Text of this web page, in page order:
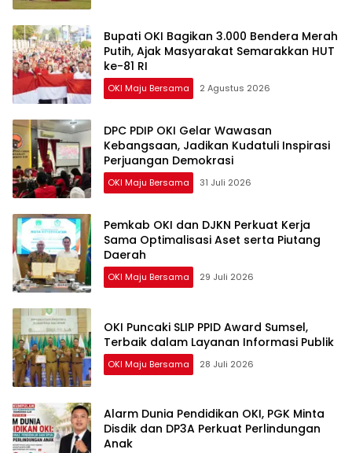
Bupati OKI Bagikan 3.000 Bendera Merah
Putih, Ajak Masyarakat Semarakkan HUT
ke-81 RI
OKI Maju Bersama 2 Agustus 2026
DPC PDIP OKI Gelar Wawasan
Kebangsaan, Jadikan Kudatuli Inspirasi
Perjuangan Demokrasi
OKI Maju Bersama 31 Juli 2026
Pemkab OKI dan DJKN Perkuat Kerja
Sama Optimalisasi Aset serta Piutang
Daerah
OKI Maju Bersama 29 Juli 2026
OKI Puncaki SLIP PPID Award Sumsel,
Terbaik dalam Layanan Informasi Publik
OKI Maju Bersama 28 Juli 2026
Alarm Dunia Pendidikan OKI, PGK Minta
Disdik dan DP3A Perkuat Perlindungan
Anak